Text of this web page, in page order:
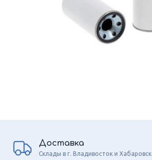
Доставка
Склады в г. Владивосток и Хабаровск